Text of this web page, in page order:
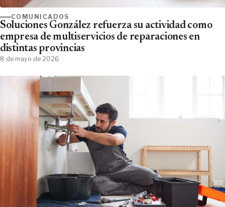
COMUNICADOS
Soluciones González refuerza su actividad como
empresa de multiservicios de reparaciones en
distintas provincias
8 de mayo de 2026